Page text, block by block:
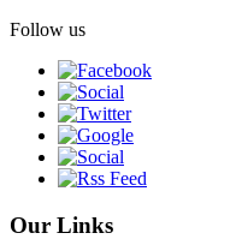
Follow us
Our Links